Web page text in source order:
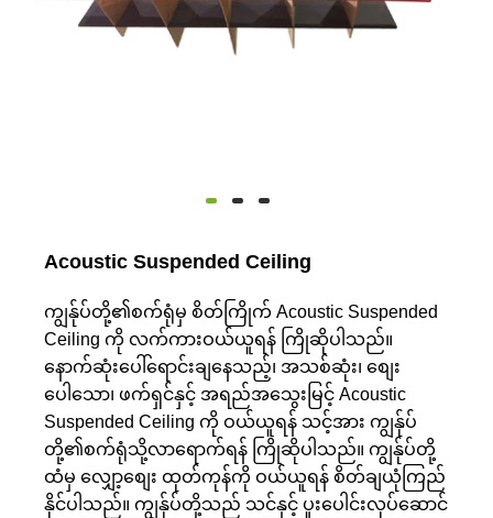
Acoustic Suspended Ceiling
ကျွန်ုပ်တို့၏စက်ရုံမှ စိတ်ကြိုက် Acoustic Suspended
Ceiling ကို လက်ကားဝယ်ယူရန် ကြိုဆိုပါသည်။
နောက်ဆုံးပေါ်ရောင်းချနေသည့်၊ အသစ်ဆုံး၊ စျေး
ပေါသော၊ ဖက်ရှင်နှင့် အရည်အသွေးမြင့် Acoustic
Suspended Ceiling ကို ဝယ်ယူရန် သင့်အား ကျွန်ုပ်
တို့၏စက်ရုံသို့လာရောက်ရန် ကြိုဆိုပါသည်။ ကျွန်ုပ်တို့
ထံမှ လျှော့စျေး ထုတ်ကုန်ကို ဝယ်ယူရန် စိတ်ချယုံကြည်
နိုင်ပါသည်။ ကျွန်ုပ်တို့သည် သင်နှင့် ပူးပေါင်းလုပ်ဆောင်